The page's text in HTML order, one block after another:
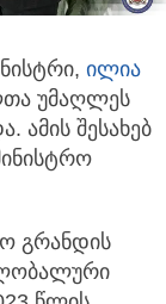
ილია
უმაღლეს
ამის შესახებ
გრანდის